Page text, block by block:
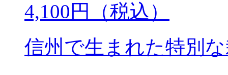
4,100円（税込）
信州で生まれた特別